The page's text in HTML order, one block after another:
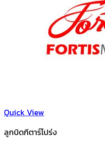
Quick View
ลูกบิดกีตาร์โปร่ง